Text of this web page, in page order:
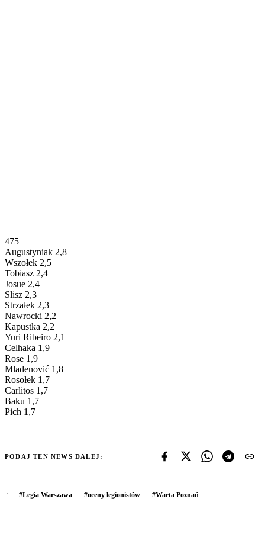
475
Augustyniak 2,8
Wszołek 2,5
Tobiasz 2,4
Josue 2,4
Slisz 2,3
Strzałek 2,3
Nawrocki 2,2
Kapustka 2,2
Yuri Ribeiro 2,1
Celhaka 1,9
Rose 1,9
Mladenović 1,8
Rosołek 1,7
Carlitos 1,7
Baku 1,7
Pich 1,7
PODAJ TEN NEWS DALEJ:
#Legia Warszawa #oceny legionistów #Warta Poznań